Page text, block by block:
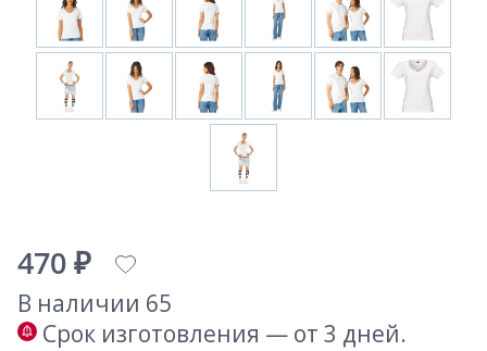
470 ₽
В наличии 65
Срок изготовления — от 3 дней.